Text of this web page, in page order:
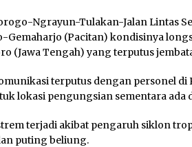
Ngrayun-Tulakan-Jalan Lintas
Gemaharjo (Pacitan) kondisinya
(Jawa Tengah) yang terputus
terputus dengan personel
lokasi pengungsian sementara ada
terjadi akibat pengaruh siklon
puting beliung.